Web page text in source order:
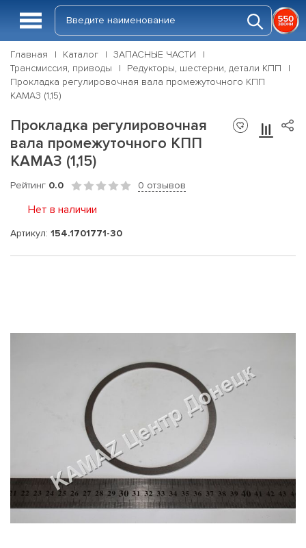
Главная Каталог
ЗАПАСНЫЕ ЧАСТИ
Трансмиссия, приводы
Редукторы, шестерни, детали КПП
Прокладка регулировочная вала промежуточного КПП
КАМАЗ (1,15)
Прокладка регулировочная
вала промежуточного КПП
КАМАЗ (1,15)
Рейтинг 0.0 0 отзывов
Нет в наличии
Артикул: 154.1701771-30